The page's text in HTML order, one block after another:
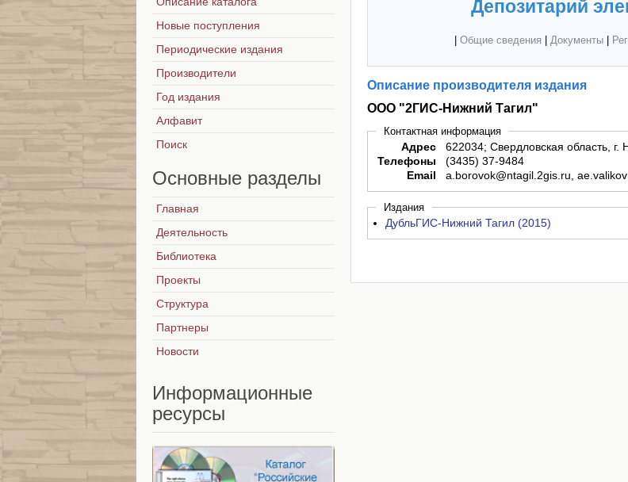
Депозитарий
Общие сведения Документы|
Описание производителя издания
ООО "2ГИС-Нижний Тагил"
Контактная информация
Адрес
622034; Свердловская область,
Телефоны
(3435) 37-9484
Email
a.borovok@ntagil.2gis.ru,
Издания
ДубльГИС-Нижний Тагил (2015)
Новые поступления
Периодические издания
Производители
Год издания
Алфавит
Поиск
Основные разделы
Главная
Деятельность
Библиотека
Проекты
Структура
Партнеры
Новости
Информационные
ресурсы